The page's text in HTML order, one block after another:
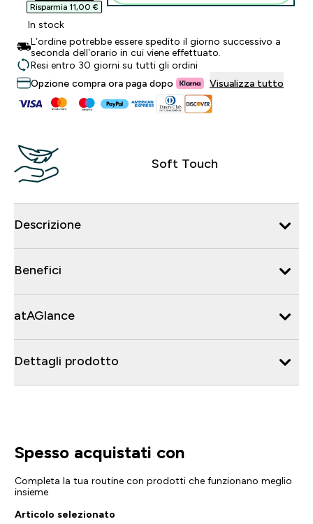
Risparmia 11,00 €‎
In stock
L’ordine potrebbe essere spedito il giorno successivo a
seconda dell’orario in cui viene effettuato.
Resi entro 30 giorni su tutti gli ordini
Opzione compra ora paga dopo
Visualizza tutto
Soft Touch
Descrizione
Benefici
atAGlance
Dettagli prodotto
Spesso acquistati con
Completa la tua routine con prodotti che funzionano meglio
insieme
Articolo selezionato